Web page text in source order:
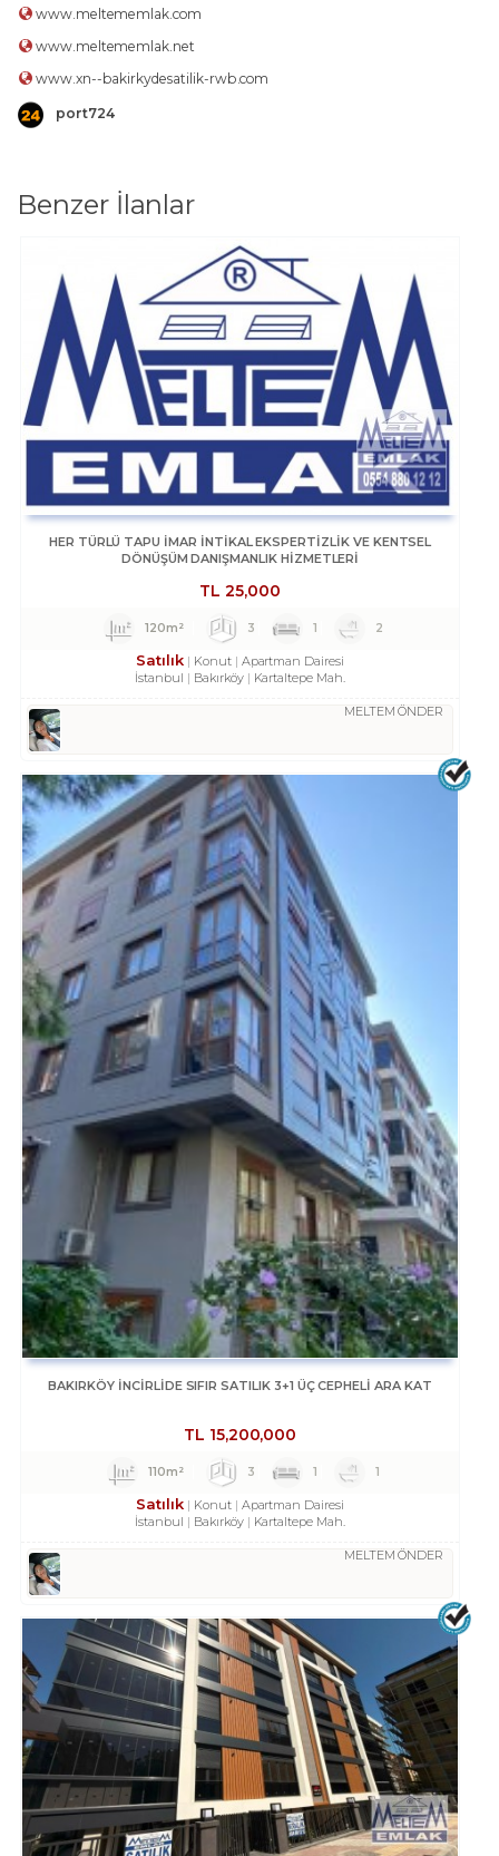
www.meltememlak.com
www.meltememlak.net
www.xn--bakirkydesatilik-rwb.com
port724
Benzer İlanlar
HER TÜRLÜ TAPU İMAR İNTİKAL EKSPERTİZLİK VE KENTSEL
DÖNÜŞÜM DANIŞMANLIK HİZMETLERİ
TL 25,000
120m² 3 1 2
Satılık Konut
Apartman Dairesi
İstanbul
Bakırköy Kartaltepe Mah.
MELTEM ÖNDER
BAKIRKÖY İNCİRLİDE SIFIR SATILIK 3+1 ÜÇ CEPHELİ ARA KAT
TL 15,200,000
110m² 3 1 1
Satılık Konut
Apartman Dairesi
İstanbul
Bakırköy Kartaltepe Mah.
MELTEM ÖNDER